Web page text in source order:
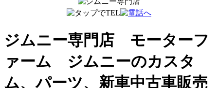
ジムニー専門店 モーターフ
ァーム ジムニーのカスタ
ム、パーツ、新車中古車販売